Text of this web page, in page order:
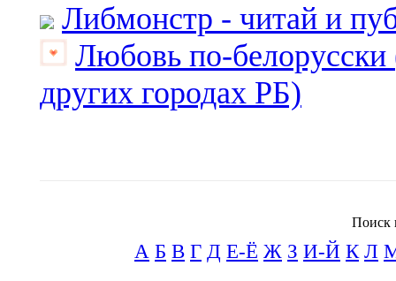
Либмонстр - читай и
Любовь по-белорусски
других городах РБ)
Поиск
А Б В Г Д Е-Ё Ж З И-Й К Л